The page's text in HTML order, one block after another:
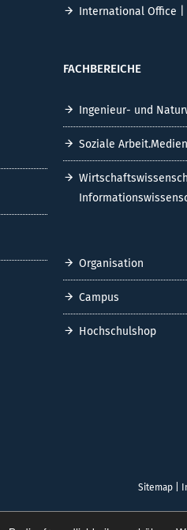
International Office |
FACHBEREICHE
Ingenieur- und
Soziale
Organisation
Campus
Hochschulshop
Sitemap